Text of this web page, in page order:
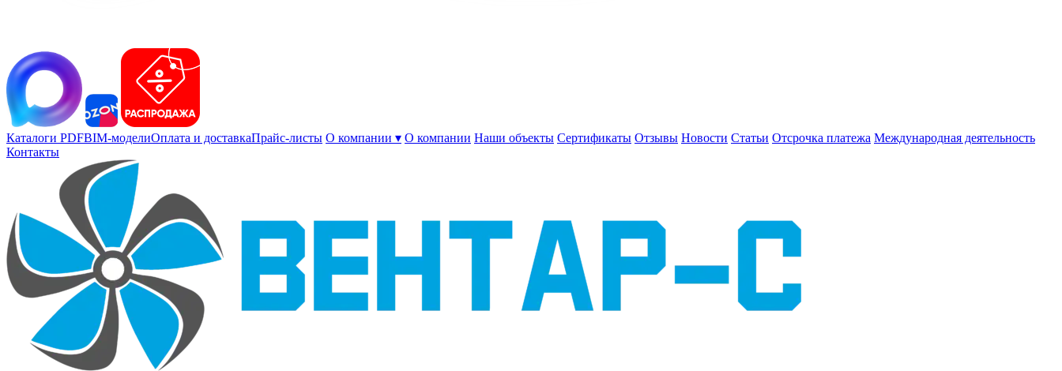
Каталоги PDFBIM-моделиОплата и доставкаПрайс-листы О компании ▾ О компании Наши объекты Сертификаты Отзывы Новости Статьи Отсрочка платежа Международная деятельность
Контакты